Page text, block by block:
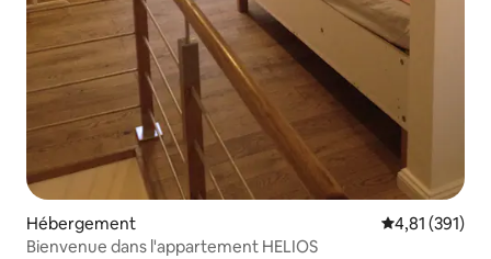
Hébergement Évaluation
4,81 (391)
Bienvenue dans l'appartement HELIOS